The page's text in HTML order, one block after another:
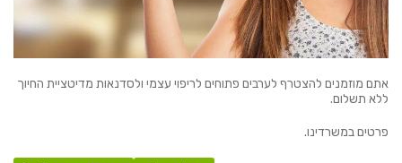
אתם מוזמנים להצטרף לערבים פתוחים לריפוי עצמי ולסדנאות מדיטציית החיוך
ללא תשלום.
פרטים במשרדינו.